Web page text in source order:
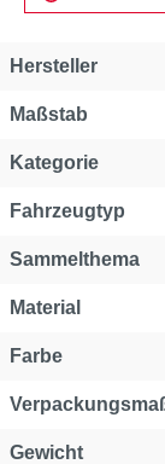
Hersteller
Maßstab
Kategorie
Fahrzeugtyp
Sammelthema
Material
Farbe
Gewicht